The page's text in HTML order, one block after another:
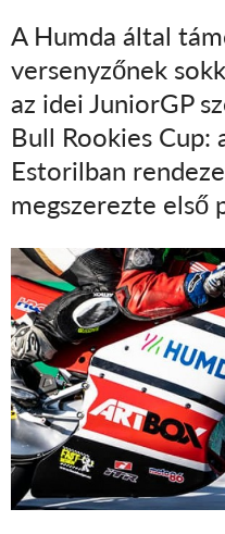
A Humda által
versenyzőnek
az idei JuniorGP
Bull Rookies Cup:
Estorilban
megszerezte első